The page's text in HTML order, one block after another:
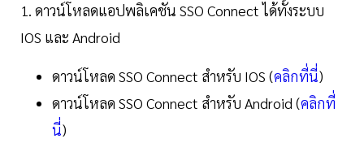
1. ดาวน์โหลดแอปพลิเคชัน SSO Connect ได้ทั้งระบบ
IOS และ Android
ดาวน์โหลด SSO Connect สำหรับ IOS (คลิกที่นี่)
ดาวน์โหลด SSO Connect สำหรับ Android (คลิกที่
นี่)